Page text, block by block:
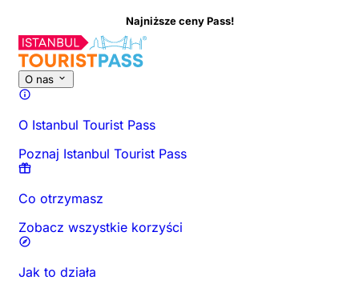
Najniższe ceny Pass!
O nas
O Istanbul Tourist Pass
Poznaj Istanbul Tourist Pass
Co otrzymasz
Zobacz wszystkie korzyści
Jak to działa